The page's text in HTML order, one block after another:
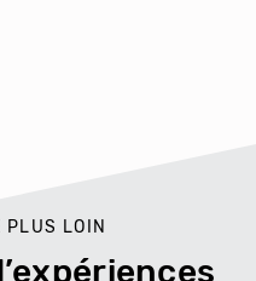
PLUS LOIN